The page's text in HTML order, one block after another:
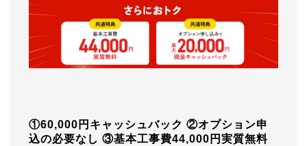
①60,000円キャッシュバック ②オプション申
込の必要なし ③基本工事費44,000円実質無料